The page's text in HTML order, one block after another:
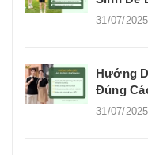
31/07/2025
Hướng
Đúng
31/07/2025